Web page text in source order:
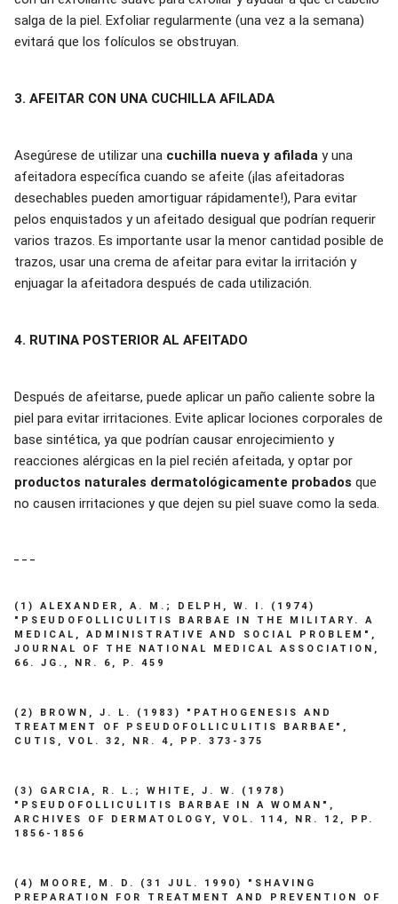
salga de la piel. Exfoliar regularmente (una vez a la semana)
evitará que los folículos se obstruyan.
3. AFEITAR CON UNA CUCHILLA AFILADA
Asegúrese de utilizar una cuchilla nueva y afilada y una
afeitadora específica cuando se afeite (¡las afeitadoras
desechables pueden amortiguar rápidamente!), Para evitar
pelos enquistados y un afeitado desigual que podrían requerir
varios trazos. Es importante usar la menor cantidad posible de
trazos, usar una crema de afeitar para evitar la irritación y
enjuagar la afeitadora después de cada utilización.
4. RUTINA POSTERIOR AL AFEITADO
Después de afeitarse, puede aplicar un paño caliente sobre la
piel para evitar irritaciones. Evite aplicar lociones corporales de
base sintética, ya que podrían causar enrojecimiento y
reacciones alérgicas en la piel recién afeitada, y optar por
productos naturales dermatológicamente probados que
no causen irritaciones y que dejen su piel suave como la seda.
(1) ALEXANDER, A. M.; DELPH, W. I. (1974)
"PSEUDOFOLLICULITIS BARBAE IN THE MILITARY. A
MEDICAL, ADMINISTRATIVE AND SOCIAL PROBLEM",
JOURNAL OF THE NATIONAL MEDICAL ASSOCIATION,
66. JG., NR. 6, P. 459
(2) BROWN, J. L. (1983) "PATHOGENESIS AND
TREATMENT OF PSEUDOFOLLICULITIS BARBAE",
CUTIS, VOL. 32, NR. 4, PP. 373-375
(3) GARCIA, R. L.; WHITE, J. W. (1978)
"PSEUDOFOLLICULITIS BARBAE IN A WOMAN",
ARCHIVES OF DERMATOLOGY, VOL. 114, NR. 12, PP.
1856-1856
(4) MOORE, M. D. (31 JUL. 1990) "SHAVING
PREPARATION FOR TREATMENT AND PREVENTION OF